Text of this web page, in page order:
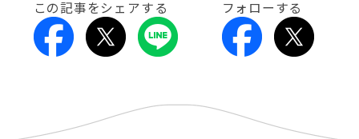
この記事をシェアする フォローする